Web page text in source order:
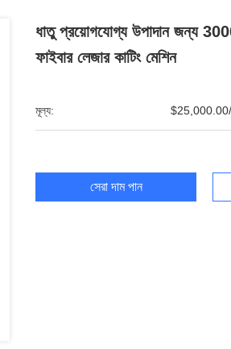
ধাতু প্রয়োগযোগ্য উপাদান জন্য
ফাইবার লেজার কাটিং মেশিন
মূল্য:
সেরা দাম পান